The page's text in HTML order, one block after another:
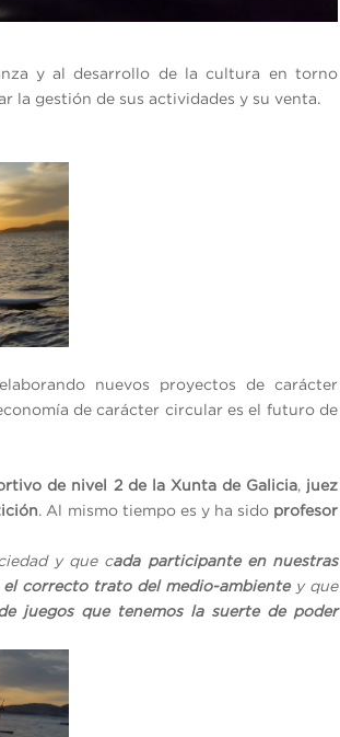
y al desarrollo de la cultura en torno
la gestión de sus actividades y su venta.
nuevos proyectos de carácter
de carácter circular es el futuro de
de nivel 2 de la Xunta de Galicia, juez
. Al mismo tiempo es y ha sido profesor
y que cada participante en nuestras
correcto trato del medio-ambientey que
juegos que tenemos la suerte de poder